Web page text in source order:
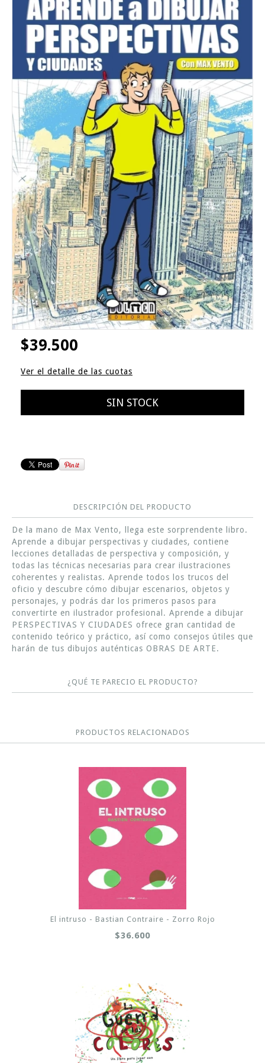
$39.500
Ver el detalle de las cuotas
DESCRIPCIÓN DEL PRODUCTO
De la mano de Max Vento, llega este sorprendente libro.
Aprende a dibujar perspectivas y ciudades, contiene
lecciones detalladas de perspectiva y composición, y
todas las técnicas necesarias para crear ilustraciones
coherentes y realistas. Aprende todos los trucos del
oficio y descubre cómo dibujar escenarios, objetos y
personajes, y podrás dar los primeros pasos para
convertirte en ilustrador profesional. Aprende a dibujar
PERSPECTIVAS Y CIUDADES ofrece gran cantidad de
contenido teórico y práctico, así como consejos útiles que
harán de tus dibujos auténticas OBRAS DE ARTE.
¿QUÉ TE PARECIO EL PRODUCTO?
PRODUCTOS RELACIONADOS
El intruso - Bastian Contraire - Zorro Rojo
$36.600